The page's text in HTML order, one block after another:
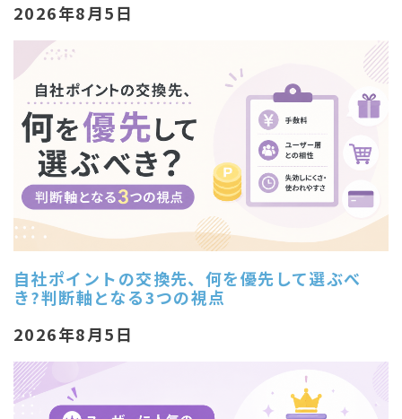
2026年8月5日
自社ポイントの交換先、何を優先して選ぶべ
き?判断軸となる3つの視点
2026年8月5日